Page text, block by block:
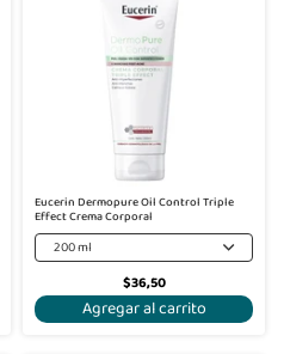
Eucerin Dermopure Oil Control Triple
Effect Crema Corporal
200 ml
$36,50
Agregar al carrito